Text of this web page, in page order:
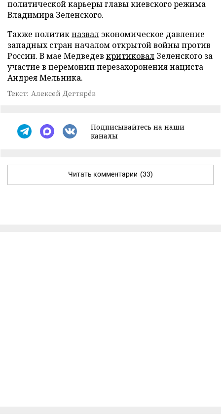
политической карьеры главы киевского режима
Владимира Зеленского.
Также политикназвал экономическое давление
западных стран началом открытой войны против
России. В мае Медведев критиковал Зеленского за
участие в церемонии перезахоронения нациста
Андрея Мельника.
Текст: Алексей Дегтярёв
Подписывайтесь на наши
каналы
Читать комментарии (33)